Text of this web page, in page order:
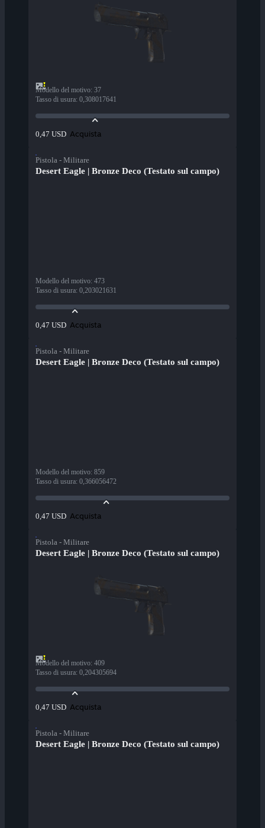
Modello del motivo: 37
Tasso di usura: 0,308017641
0,47 USD Acquista
Pistola - Militare
Desert Eagle | Bronze Deco (Testato sul campo)
Modello del motivo: 473
Tasso di usura: 0,203021631
0,47 USD Acquista
Pistola - Militare
Desert Eagle | Bronze Deco (Testato sul campo)
Modello del motivo: 859
Tasso di usura: 0,366056472
0,47 USD Acquista
Pistola - Militare
Desert Eagle | Bronze Deco (Testato sul campo)
Modello del motivo: 409
Tasso di usura: 0,204305694
0,47 USD Acquista
Pistola - Militare
Desert Eagle | Bronze Deco (Testato sul campo)